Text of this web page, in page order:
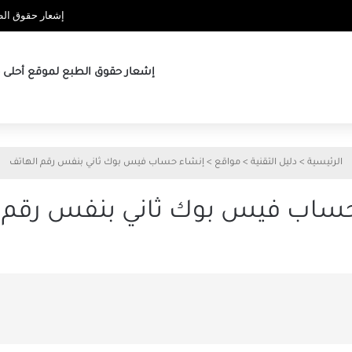
إشعار حقوق
إشعار حقوق الطبع لموقع أحلى
الرئيسية > دليل التقنية > مواقع > إنشاء حساب فيس بوك ثاني بنفس رقم الهاتف
فيس بوك ثاني بنفس رقم